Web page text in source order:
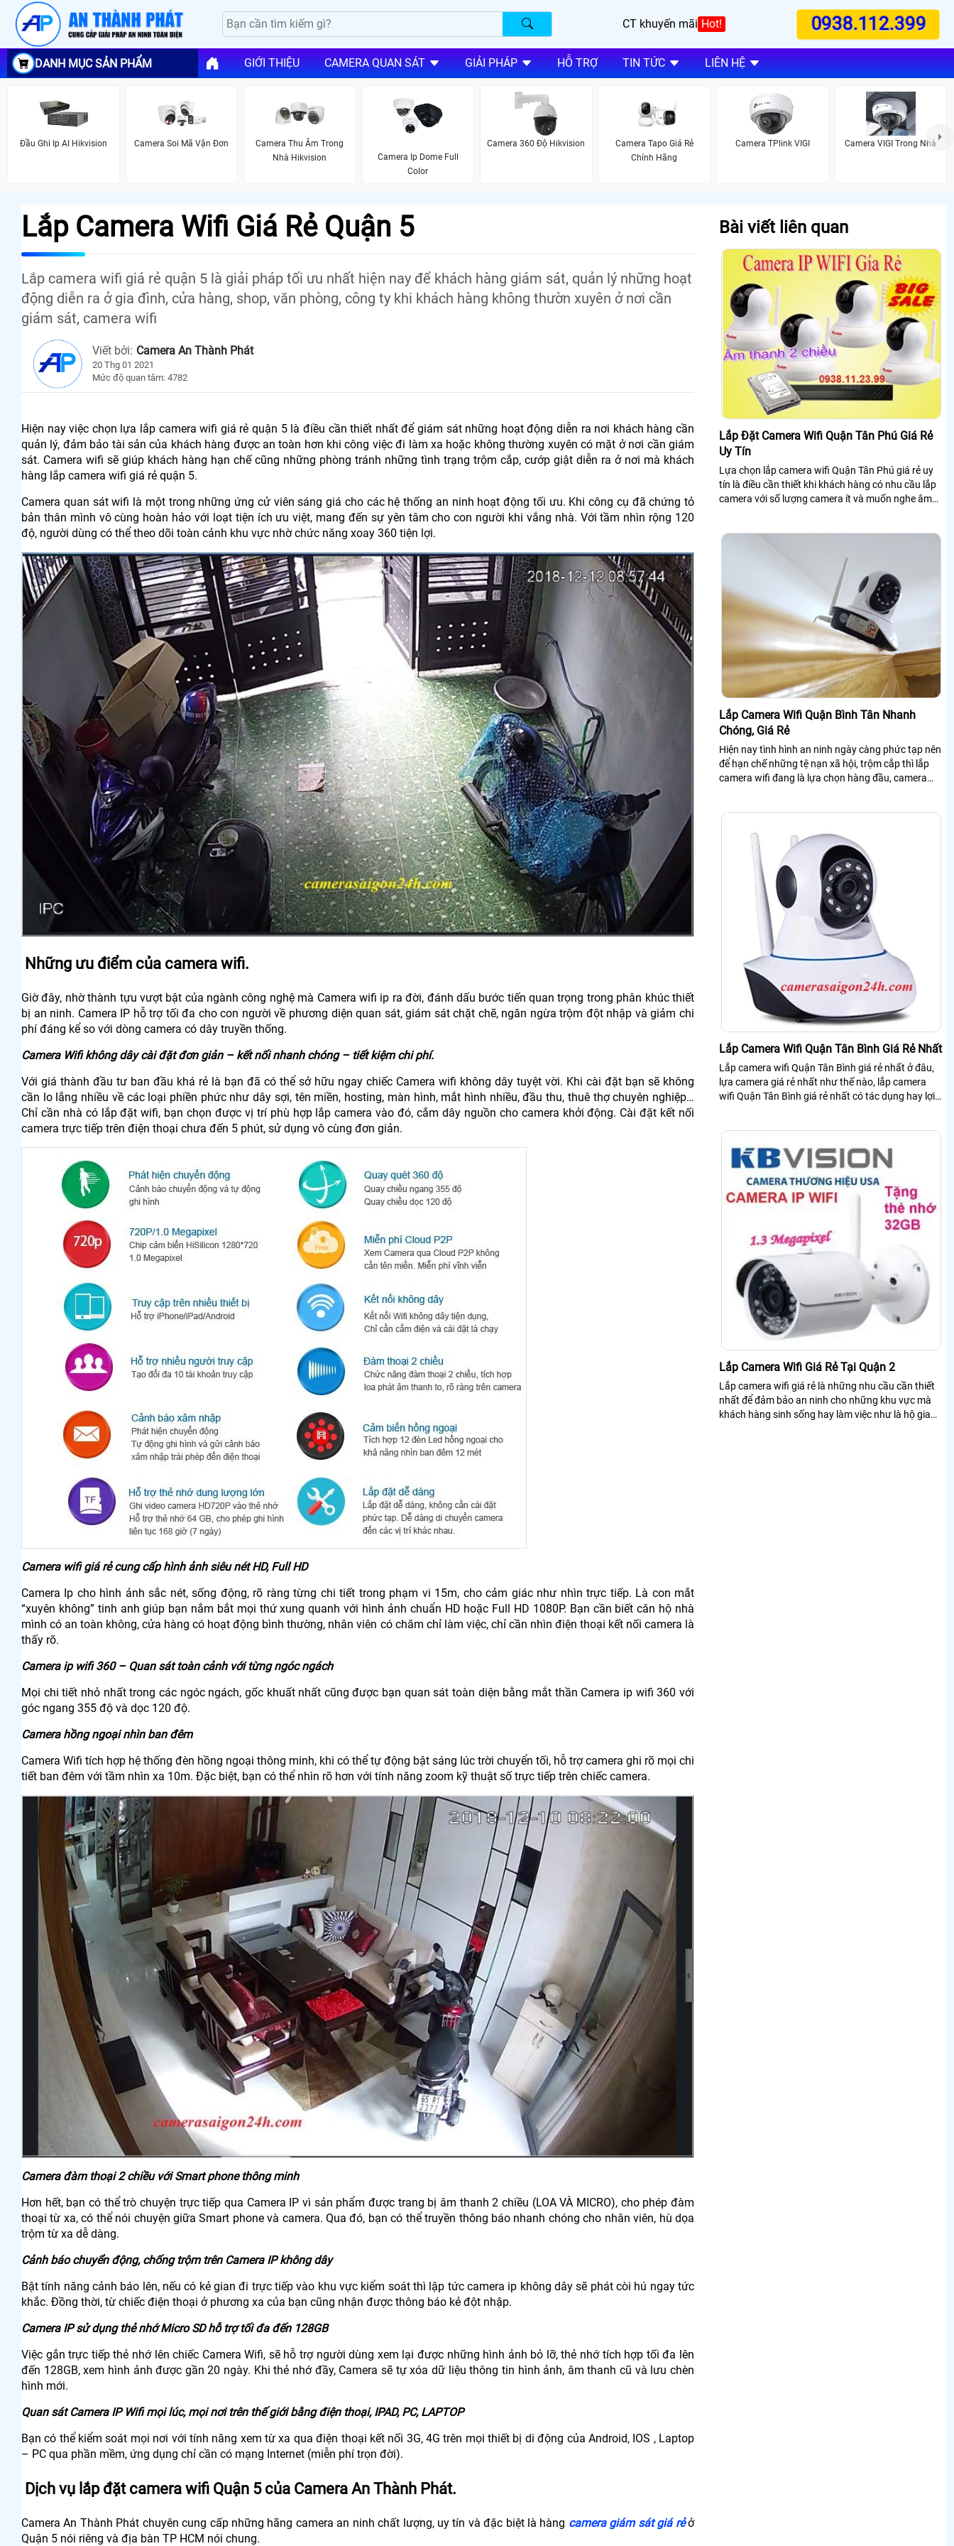
CT khuyến mãi Hot! 0938.112.399
DANH MỤC SẢN PHẨM GIỚI THIỆU CAMERA QUAN SÁT GIẢI PHÁP HỖ TRỢ TIN TỨC LIÊN HỆ
Đầu Ghi Ip AI Hikvision Camera Soi Mã Vận Đơn
Camera Thu Âm Trong
Nhà Hikvision
Camera Ip Dome Full
Color
Camera 360 Độ Hikvision
Camera Tapo Giá Rẻ
Chính Hãng
Camera TPlink VIGI Camera VIGI Trong Nhà
Lắp Camera Wifi Giá Rẻ Quận 5
Lắp camera wifi giá rẻ quận 5 là giải pháp tối ưu nhất hiện nay để khách hàng giám sát, quản lý những hoạt
động diễn ra ở gia đình, cửa hàng, shop, văn phòng, công ty khi khách hàng không thườn xuyên ở nơi cần
giám sát, camera wifi
Viết bởi: Camera An Thành Phát
20 Thg 01 2021
Mức độ quan tâm: 4782
Hiện nay việc chọn lựa lắp camera wifi giá rẻ quận 5 là điều cần thiết nhất để giám sát những hoạt động diễn ra nơi khách hàng cần
quản lý, đảm bảo tài sản của khách hàng được an toàn hơn khi công việc đi làm xa hoặc không thường xuyên có mặt ở nơi cần giám
sát. Camera wifi sẽ giúp khách hàng hạn chế cũng những phòng tránh những tình trạng trộm cắp, cướp giật diễn ra ở nơi mà khách
hàng lắp camera wifi giá rẻ quận 5.
Camera quan sát wifi là một trong những ứng cử viên sáng giá cho các hệ thống an ninh hoạt động tối ưu. Khi công cụ đã chứng tỏ
bản thân mình vô cùng hoàn hảo với loạt tiện ích ưu việt, mang đến sự yên tâm cho con người khi vắng nhà. Với tầm nhìn rộng 120
độ, người dùng có thể theo dõi toàn cảnh khu vực nhờ chức năng xoay 360 tiện lợi.
Những ưu điểm của camera wifi.
Giờ đây, nhờ thành tựu vượt bật của ngành công nghệ mà Camera wifi ip ra đời, đánh dấu bước tiến quan trọng trong phân khúc thiết
bị an ninh. Camera IP hỗ trợ tối đa cho con người về phương diện quan sát, giám sát chặt chẽ, ngăn ngừa trộm đột nhập và giảm chi
phí đáng kể so với dòng camera có dây truyền thống.
Camera Wifi không dây cài đặt đơn giản – kết nối nhanh chóng – tiết kiệm chi phí.
Với giá thành đầu tư ban đầu khá rẻ là bạn đã có thể sở hữu ngay chiếc Camera wifi không dây tuyệt vời. Khi cài đặt bạn sẽ không
cần lo lắng nhiều về các loại phiền phức như dây sợi, tên miền, hosting, màn hình, mắt hình nhiều, đầu thu, thuê thợ chuyên nghiệp…
Chỉ cần nhà có lắp đặt wifi, bạn chọn được vị trí phù hợp lắp camera vào đó, cắm dây nguồn cho camera khởi động. Cài đặt kết nối
camera trực tiếp trên điện thoại chưa đến 5 phút, sử dụng vô cùng đơn giản.
Camera wifi giá rẻ cung cấp hình ảnh siêu nét HD, Full HD
Camera Ip cho hình ảnh sắc nét, sống động, rõ ràng từng chi tiết trong phạm vi 15m, cho cảm giác như nhìn trực tiếp. Là con mắt
“xuyên không” tinh anh giúp bạn nắm bắt mọi thứ xung quanh với hình ảnh chuẩn HD hoặc Full HD 1080P. Bạn cần biết căn hộ nhà
mình có an toàn không, cửa hàng có hoạt động bình thường, nhân viên có chăm chỉ làm việc, chỉ cần nhìn điện thoại kết nối camera là
thấy rõ.
Camera ip wifi 360 – Quan sát toàn cảnh với từng ngóc ngách
Mọi chi tiết nhỏ nhất trong các ngóc ngách, gốc khuất nhất cũng được bạn quan sát toàn diện bằng mắt thần Camera ip wifi 360 với
góc ngang 355 độ và dọc 120 độ.
Camera hồng ngoại nhìn ban đêm
Camera Wifi tích hợp hệ thống đèn hồng ngoại thông minh, khi có thể tự động bật sáng lúc trời chuyển tối, hỗ trợ camera ghi rõ mọi chi
tiết ban đêm với tầm nhìn xa 10m. Đặc biệt, bạn có thể nhìn rõ hơn với tính năng zoom kỹ thuật số trực tiếp trên chiếc camera.
Camera đàm thoại 2 chiều với Smart phone thông minh
Hơn hết, bạn có thể trò chuyện trực tiếp qua Camera IP vì sản phẩm được trang bị âm thanh 2 chiều (LOA VÀ MICRO), cho phép đàm
thoại từ xa, có thể nói chuyện giữa Smart phone và camera. Qua đó, bạn có thể truyền thông báo nhanh chóng cho nhân viên, hù dọa
trộm từ xa dễ dàng.
Cảnh báo chuyển động, chống trộm trên Camera IP không dây
Bật tính năng cảnh báo lên, nếu có kẻ gian đi trực tiếp vào khu vực kiểm soát thì lập tức camera ip không dây sẽ phát còi hú ngay tức
khắc. Đồng thời, từ chiếc điện thoại ở phương xa của bạn cũng nhận được thông báo kẻ đột nhập.
Camera IP sử dụng thẻ nhớ Micro SD hỗ trợ tối đa đến 128GB
Việc gắn trực tiếp thẻ nhớ lên chiếc Camera Wifi, sẽ hỗ trợ người dùng xem lại được những hình ảnh bỏ lỡ, thẻ nhớ tích hợp tối đa lên
đến 128GB, xem hình ảnh được gần 20 ngày. Khi thẻ nhớ đầy, Camera sẽ tự xóa dữ liệu thông tin hình ảnh, âm thanh cũ và lưu chèn
hình mới.
Quan sát Camera IP Wifi mọi lúc, mọi nơi trên thế giới bằng điện thoại, IPAD, PC, LAPTOP
Bạn có thể kiểm soát mọi nơi với tính năng xem từ xa qua điện thoại kết nối 3G, 4G trên mọi thiết bị di động của Android, IOS , Laptop
– PC qua phần mềm, ứng dụng chỉ cần có mạng Internet (miễn phí trọn đời).
Dịch vụ lắp đặt camera wifi Quận 5 của Camera An Thành Phát.
Camera An Thành Phát chuyên cung cấp những hãng camera an ninh chất lượng, uy tín và đặc biệt là hàng camera giám sát giá rẻở
Quận 5 nói riêng và địa bàn TP HCM nói chung.
Bài viết liên quan
Lắp Đặt Camera Wifi Quận Tân Phú Giá Rẻ
Uy Tín
Lựa chọn lắp camera wifi Quận Tân Phú giá rẻ uy
tín là điều cần thiết khi khách hàng có nhu cầu lắp
camera với số lượng camera ít và muốn nghe âm
Lắp Camera Wifi Quận Bình Tân Nhanh
Chóng, Giá Rẻ
Hiện nay tình hình an ninh ngày càng phức tạp nên
để hạn chế những tệ nạn xã hội, trộm cắp thì lắp
camera wifi đang là lựa chọn hàng đầu, camera
Lắp Camera Wifi Quận Tân Bình Giá Rẻ Nhất
Lắp camera wifi Quận Tân Bình giá rẻ nhất ở đâu,
lựa camera giá rẻ nhất như thế nào, lắp camera
wifi Quận Tân Bình giá rẻ nhất có tác dụng hay lợi
Lắp Camera Wifi Giá Rẻ Tại Quận 2
Lắp camera wifi giá rẻ là những nhu cầu cần thiết
nhất để đảm bảo an ninh cho những khu vực mà
khách hàng sinh sống hay làm việc như là hộ gia